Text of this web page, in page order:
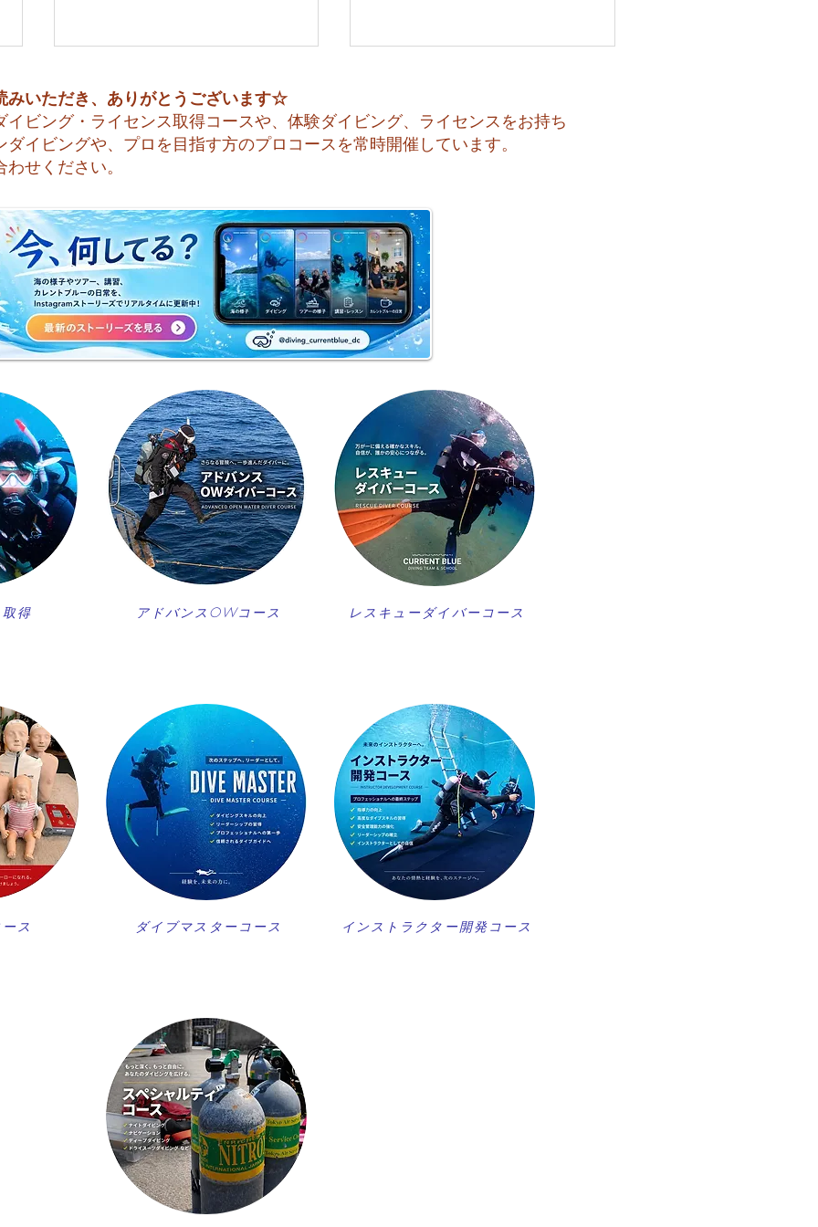
😊 海へ戻る第一歩！リフレ
ッシュコース開催♪
今日も暑い一日になりそうで
すね☀️
みいただき、ありがとうございます☆
ビング・ライセンス取得コースや、体験ダイビング、ライセンスをお持ち
イビングや、プロを目指す方のプロコースを常時開催しています。
せください。
得
ス
アドバンスOWコース
ダイブマスターコース
レスキューダイバーコース
インストラクター開発コース